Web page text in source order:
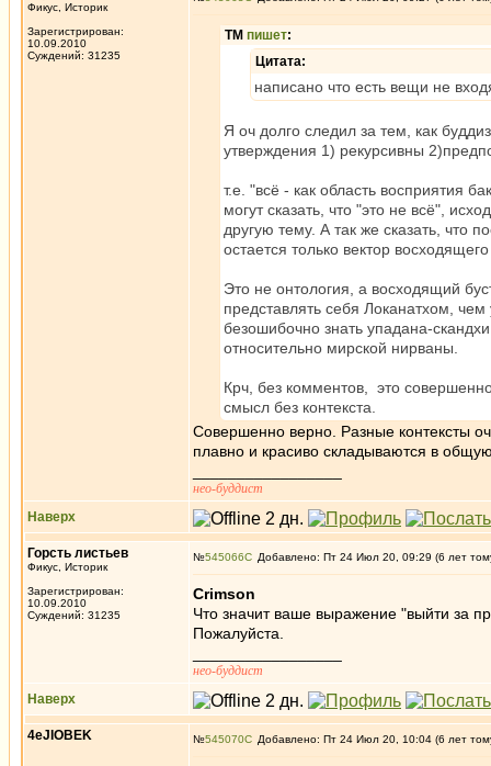
Фикус, Историк
Зарегистрирован:
10.09.2010
Суждений: 31235
ТМ пишет:
Цитата:
написано что есть вещи не
Я оч долго следил за тем, как
утверждения 1) рекурсивны
т.е. "всё - как область восприятия
могут сказать, что "это не всё",
другую тему. А так же сказать, что
остается только вектор
Это не онтология, а восходящий
представлять себя Локанатхом,
безошибочно знать упадана-
относительно мирской нирваны.
Крч, без комментов, это
смысл без контекста.
Совершенно верно. Разные контексты
плавно и красиво складываются в
нео-буддист
Наверх
Горсть листьев
Фикус, Историк
Зарегистрирован:
10.09.2010
Суждений: 31235
№545066 Добавлено: Пт 24 Июл 20, 09:29 (6 лет
Crimson
Что значит ваше выражение "выйти за
Пожалуйста.
нео-буддист
Наверх
4eJIOBEK №545070 Добавлено: Пт 24 Июл 20, 10:04 (6 лет